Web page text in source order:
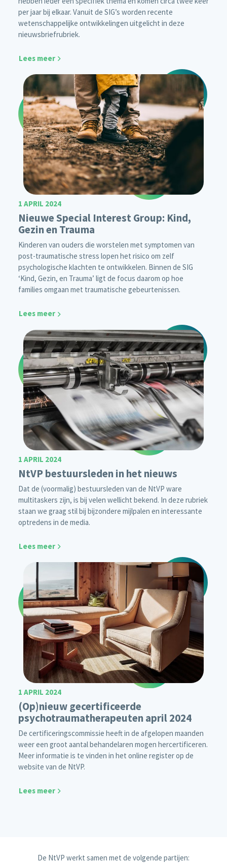
per jaar bij elkaar. Vanuit de SIG’s worden recente
wetenschappelijke ontwikkelingen uitgelicht in deze
nieuwsbriefrubriek.
Lees meer
1 APRIL 2024
Nieuwe Special Interest Group: Kind,
Gezin en Trauma
Kinderen van ouders die worstelen met symptomen van
post-traumatische stress lopen het risico om zelf
psychologische klachten te ontwikkelen. Binnen de SIG
‘Kind, Gezin, en Trauma’ ligt de focus daarom op hoe
families omgaan met traumatische gebeurtenissen.
Lees meer
1 APRIL 2024
NtVP bestuursleden in het nieuws
Dat de (voormalig) bestuursleden van de NtVP ware
multitaskers zijn, is bij velen wellicht bekend. In deze rubriek
staan we graag stil bij bijzondere mijlpalen en interessante
optredens in de media.
Lees meer
1 APRIL 2024
(Op)nieuw gecertificeerde
psychotraumatherapeuten april 2024
De certificeringscommissie heeft in de afgelopen maanden
weer een groot aantal behandelaren mogen hercertificeren.
Meer informatie is te vinden in het online register op de
website van de NtVP.
Lees meer
De NtVP werkt samen met de volgende partijen: